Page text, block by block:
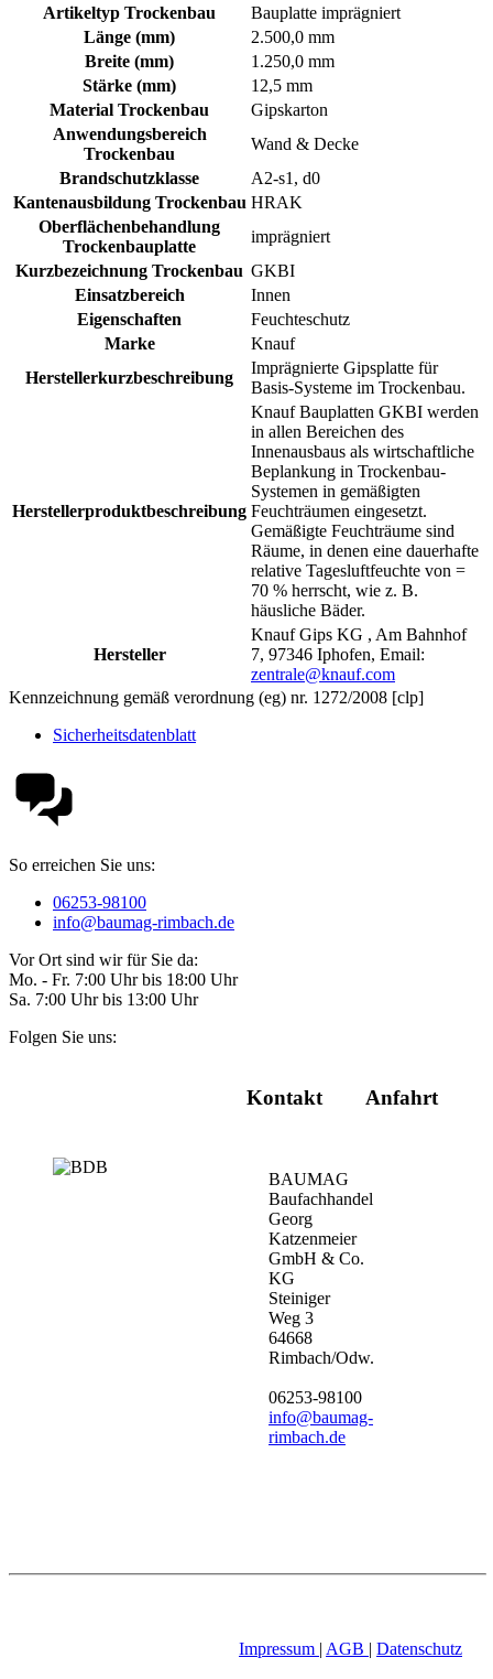
Artikeltyp Trockenbau
Bauplatte imprägniert
Länge (mm)
2.500,0 mm
Breite (mm)
1.250,0 mm
Stärke (mm)
12,5 mm
Material Trockenbau
Gipskarton
Anwendungsbereich
Trockenbau
Wand & Decke
Brandschutzklasse
A2-s1, d0
Kantenausbildung Trockenbau HRAK
Oberflächenbehandlung
Trockenbauplatte
imprägniert
Kurzbezeichnung Trockenbau GKBI
Einsatzbereich
Innen
Eigenschaften
Feuchteschutz
Marke
Knauf
Herstellerkurzbeschreibung
Imprägnierte Gipsplatte für
Basis-Systeme im Trockenbau.
Herstellerproduktbeschreibung
Knauf Bauplatten GKBI werden
in allen Bereichen des
Innenausbaus als wirtschaftliche
Beplankung in Trockenbau-
Systemen in gemäßigten
Feuchträumen eingesetzt.
Gemäßigte Feuchträume sind
Räume, in denen eine dauerhafte
relative Tagesluftfeuchte von =
70 % herrscht, wie z. B.
häusliche Bäder.
Hersteller
Knauf Gips KG , Am Bahnhof
7, 97346 Iphofen, Email:
zentrale@knauf.com
Kennzeichnung gemäß verordnung (eg) nr. 1272/2008 [clp]
Sicherheitsdatenblatt
So erreichen Sie uns:
06253-98100
info@baumag-rimbach.de
Vor Ort sind wir für Sie da:
Mo. - Fr. 7:00 Uhr bis 18:00 Uhr
Sa. 7:00 Uhr bis 13:00 Uhr
Folgen Sie uns:
Kontakt
BAUMAG
Baufachhandel
Georg
Katzenmeier
GmbH & Co.
KG
Steiniger
Weg 3
64668
Rimbach/Odw.
06253-98100
info@baumag-
rimbach.de
Anfahrt
Impressum | AGB | Datenschutz